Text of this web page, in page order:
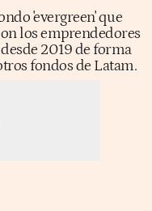
'evergreen' que
los emprendedores
2019 de forma
fondos de Latam.